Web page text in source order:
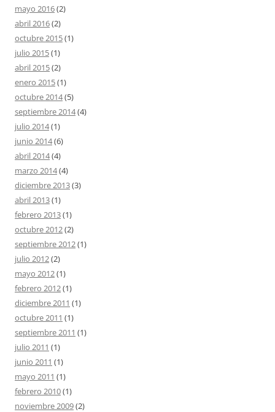
mayo 2016(2)
abril 2016(2)
octubre 2015(1)
julio 2015(1)
abril 2015(2)
enero 2015(1)
octubre 2014(5)
septiembre 2014(4)
julio 2014(1)
junio 2014(6)
abril 2014(4)
marzo 2014(4)
diciembre 2013(3)
abril 2013(1)
febrero 2013(1)
octubre 2012(2)
septiembre 2012(1)
julio 2012(2)
mayo 2012(1)
febrero 2012(1)
diciembre 2011 (1)
octubre 2011 (1)
septiembre 2011 (1)
julio 2011 (1)
junio 2011 (1)
mayo 2011 (1)
febrero 2010(1)
noviembre 2009(2)